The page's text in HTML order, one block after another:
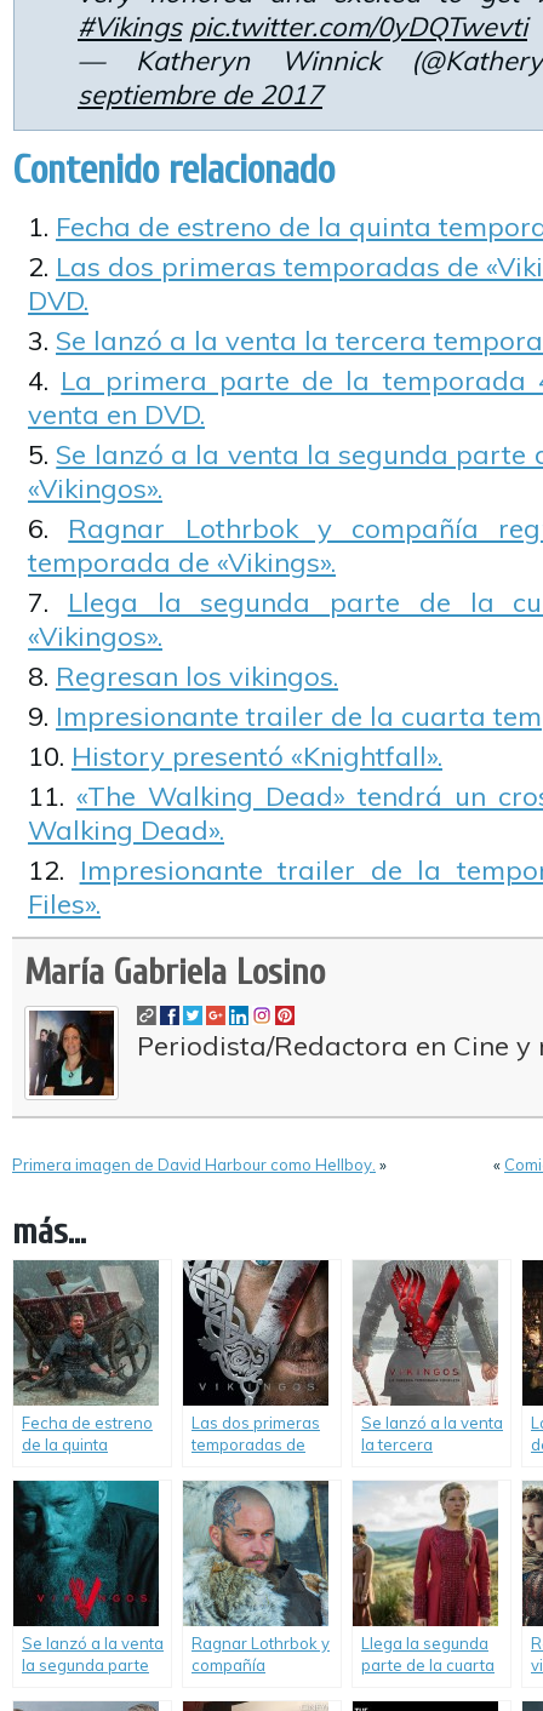
#Vikings pic.twitter.com/0yDQTwevti
— Katheryn Winnick
septiembre de 2017
Contenido relacionado
Fecha de estreno de la quinta
Las dos primeras temporadas de
DVD.
Se lanzó a la venta la tercera
La primera parte de la temporada
venta en DVD.
Se lanzó a la venta la segunda parte
«Vikingos».
Ragnar Lothrbok y compañía
temporada de «Vikings».
Llega la segunda parte de la
«Vikingos».
Regresan los vikingos.
Impresionante trailer de la cuarta
History presentó «Knightfall».
«The Walking Dead» tendrá un
Walking Dead».
Impresionante trailer de la
Files».
María Gabriela Losino
Periodista/Redactora en Cine y
Primera imagen de David Harbour como Hellboy. » «
más...
Fecha de estreno
de la quinta
«Vikings».
Las dos primeras
temporadas de
disponibles en
DVD.
Se lanzó a la venta
la tercera
«Vikingos».
Se lanzó a la venta
la segunda parte
Ragnar Lothrbok y
compañía
Llega la segunda
parte de la cuarta